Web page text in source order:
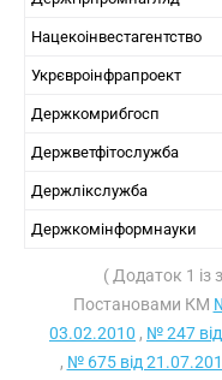
Нацекоінвестагентство
Укрєвроінфрапроект
Держкомрибгосп
Держветфітослужба
Держлікслужба
Держкомінформнауки
( Додаток 1 із
Постановами КМ
03.02.2010 , № 247
, № 675 від